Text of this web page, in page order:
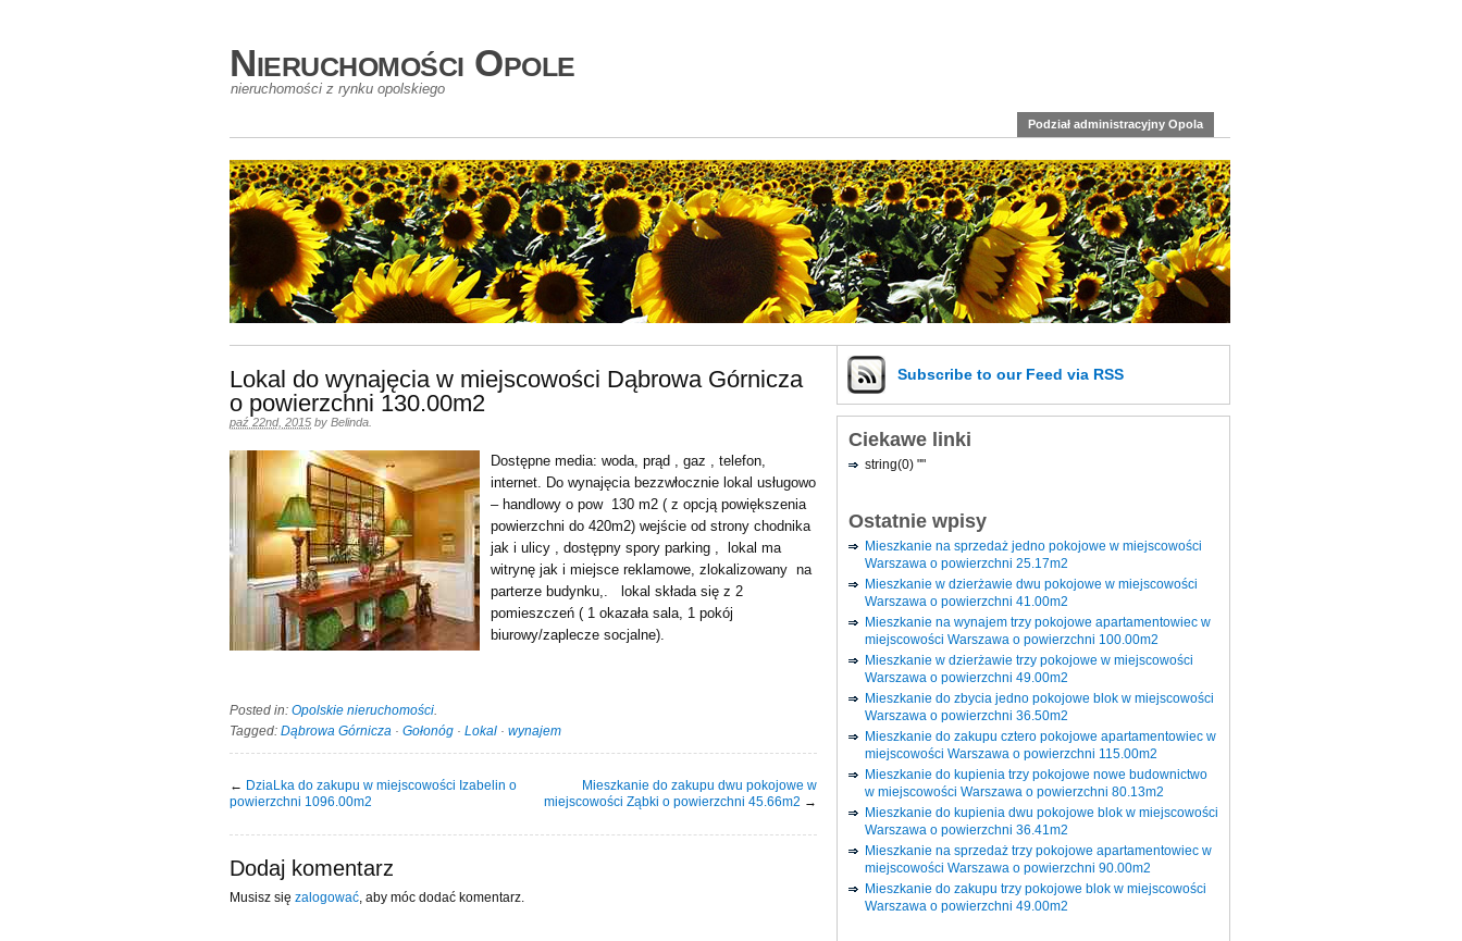
Nieruchomości Opole
nieruchomości z rynku opolskiego
Podział administracyjny Opola
Lokal do wynajęcia w miejscowości Dąbrowa Górnicza
o powierzchni 130.00m2
paź 22nd, 2015 by Belinda
Dostępne media: woda, prąd , gaz , telefon,
internet. Do wynajęcia bezzwłocznie lokal usługowo
– handlowy o pow 130 m2 ( z opcją powiększenia
powierzchni do 420m2) wejście od strony chodnika
jak i ulicy , dostępny spory parking , lokal ma
witrynę jak i miejsce reklamowe, zlokalizowany na
parterze budynku,. lokal składa się z 2
pomieszczeń ( 1 okazała sala, 1 pokój
biurowy/zaplecze socjalne).
Posted in: Opolskie nieruchomości.
Tagged: Dąbrowa Górnicza · Gołonóg · Lokal · wynajem
← DziaLka do zakupu w miejscowości Izabelin o
powierzchni 1096.00m2
Mieszkanie do zakupu dwu pokojowe w
miejscowości Ząbki o powierzchni 45.66m2 →
Dodaj komentarz
Musisz się zalogować , aby móc dodać komentarz.
Subscribe to our Feed via RSS
Ciekawe linki
string(0) ""
Ostatnie wpisy
Mieszkanie na sprzedaż jedno pokojowe w miejscowości
Warszawa o powierzchni 25.17m2
Mieszkanie w dzierżawie dwu pokojowe w miejscowości
Warszawa o powierzchni 41.00m2
Mieszkanie na wynajem trzy pokojowe apartamentowiec w
miejscowości Warszawa o powierzchni 100.00m2
Mieszkanie w dzierżawie trzy pokojowe w miejscowości
Warszawa o powierzchni 49.00m2
Mieszkanie do zbycia jedno pokojowe blok w miejscowości
Warszawa o powierzchni 36.50m2
Mieszkanie do zakupu cztero pokojowe apartamentowiec w
miejscowości Warszawa o powierzchni 115.00m2
Mieszkanie do kupienia trzy pokojowe nowe budownictwo
w miejscowości Warszawa o powierzchni 80.13m2
Mieszkanie do kupienia dwu pokojowe blok w miejscowości
Warszawa o powierzchni 36.41m2
Mieszkanie na sprzedaż trzy pokojowe apartamentowiec w
miejscowości Warszawa o powierzchni 90.00m2
Mieszkanie do zakupu trzy pokojowe blok w miejscowości
Warszawa o powierzchni 49.00m2